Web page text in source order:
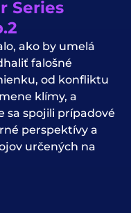
Series
ako by umelá
falošné
od konfliktu
klímy, a
sa spojili prípadové
perspektívy a
určených na